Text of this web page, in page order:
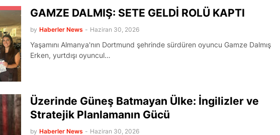
GAMZE DALMIŞ: SETE GELDİ ROLÜ KAPTI
by Haberler News - Haziran 30, 2026
Yaşamını Almanya'nın Dortmund şehrinde sürdüren oyuncu Gamze Dalmış
Erken, yurtdışı oyuncul…
Üzerinde Güneş Batmayan Ülke: İngilizler ve
Stratejik Planlamanın Gücü
by Haberler News - Haziran 30, 2026